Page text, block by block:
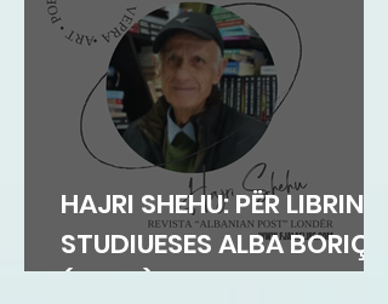
HAJRI SHEHU: PËR LIBRIN E
STUDIUESES ALBA BORIÇI
(GEGA)